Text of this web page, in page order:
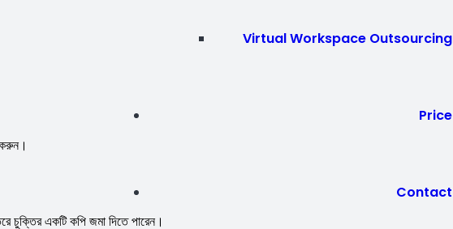
Virtual Workspace Outsourcing
Price
Contact
চুক্তির একটি কপি জমা দিতে পারেন।